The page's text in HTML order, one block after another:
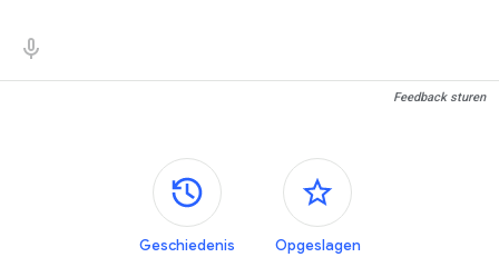
Feedback sturen
Zijvensters
Geschiedenis Opgeslagen